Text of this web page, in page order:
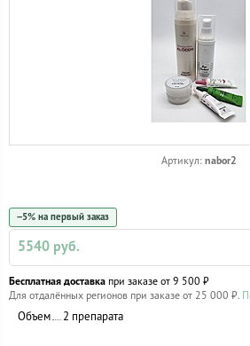
Артикул: nabor2
−5% на первый заказ
5540 руб.
Бесплатная доставка при заказе от 9 500 ₽
Для отдалённых регионов при заказе от 25 000 ₽.
Объем 2 препарата